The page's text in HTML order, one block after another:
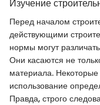
Изучение
Перед началом
действующими
нормы могут
Они касаются не
материала.
использование
Правда, строго